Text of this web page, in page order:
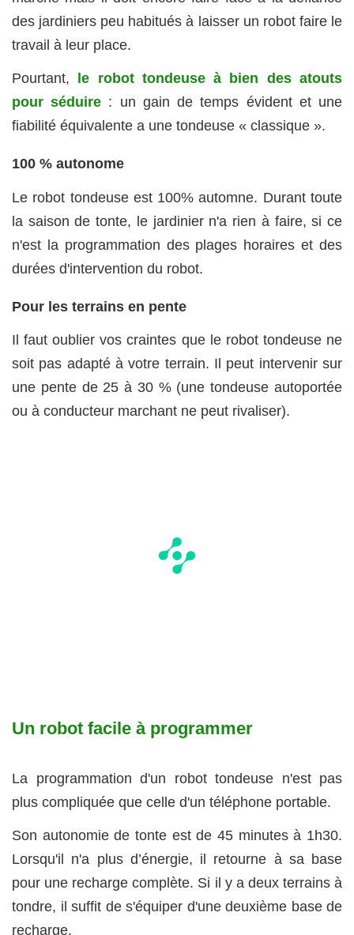
des jardiniers peu habitués à laisser un robot faire le
travail à leur place.
Pourtant,
le robot tondeuse à bien des atouts
pour séduire : un gain de temps évident et une
fiabilité équivalente a une tondeuse « classique ».
100 % autonome
Le robot tondeuse est 100% automne. Durant toute
la saison de tonte, le jardinier n'a rien à faire, si ce
n'est la programmation des plages horaires et des
durées d'intervention du robot.
Pour les terrains en pente
Il faut oublier vos craintes que le robot tondeuse ne
soit pas adapté à votre terrain. Il peut intervenir sur
une pente de 25 à 30 % (une tondeuse autoportée
ou à conducteur marchant ne peut rivaliser).
Un robot facile à programmer
La programmation d'un robot tondeuse n'est pas
plus compliquée que celle d'un téléphone portable.
Son autonomie de tonte est de 45 minutes à 1h30.
Lorsqu'il n'a plus d’énergie, il retourne à sa base
pour une recharge complète. Si il y a deux terrains à
tondre, il suffit de s'équiper d'une deuxième base de
recharge.